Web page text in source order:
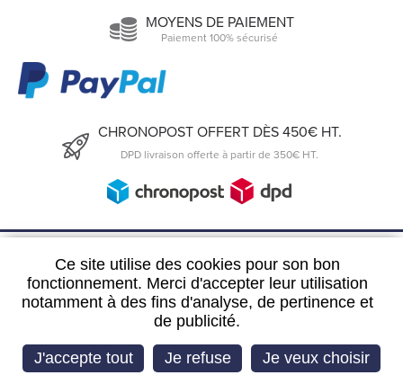
Ce site utilise des cookies pour son bon
fonctionnement. Merci d'accepter leur utilisation
notamment à des fins d'analyse, de pertinence et
de publicité.
J'accepte tout Je refuse Je veux choisir
MOYENS DE PAIEMENT
Paiement 100% sécurisé
CHRONOPOST OFFERT DÈS 450€ HT.
DPD livraison offerte à partir de 350€ HT.
6, Rue du 19 Mars 1962
57300 Hagondange
FRANCE
03 72 39 63 29
Imaginé parIS Webdesign‎ - CMS :Flexit©‎